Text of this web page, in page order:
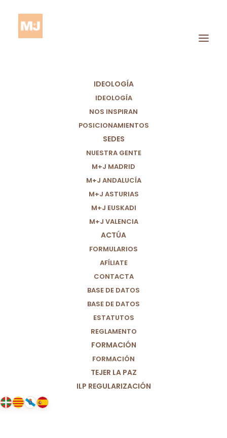
IDEOLOGÍA
IDEOLOGÍA
NOS INSPIRAN
POSICIONAMIENTOS
SEDES
NUESTRA GENTE
M+J MADRID
M+J ANDALUCÍA
M+J ASTURIAS
M+J EUSKADI
M+J VALENCIA
ACTÚA
FORMULARIOS
AFÍLIATE
CONTACTA
BASE DE DATOS
BASE DE DATOS
ESTATUTOS
REGLAMENTO
FORMACIÓN
FORMACIÓN
TEJER LA PAZ
ILP REGULARIZACIÓN
Encuentro